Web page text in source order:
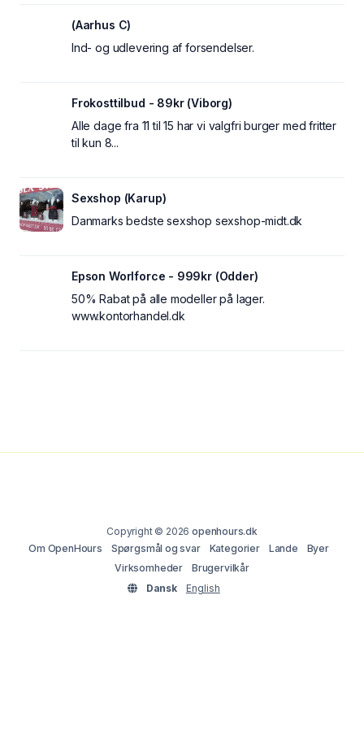
(Aarhus C)
Ind- og udlevering af forsendelser.
Frokosttilbud - 89kr (Viborg)
Alle dage fra 11 til 15 har vi valgfri burger med fritter
til kun 8...
Sexshop (Karup)
Danmarks bedste sexshop sexshop-midt.dk
Epson Worlforce - 999kr (Odder)
50% Rabat på alle modeller på lager.
www.kontorhandel.dk
Copyright © 2026openhours.dk
Om OpenHours
Spørgsmål og svar Kategorier Lande
Byer
Virksomheder
Brugervilkår
Dansk
English